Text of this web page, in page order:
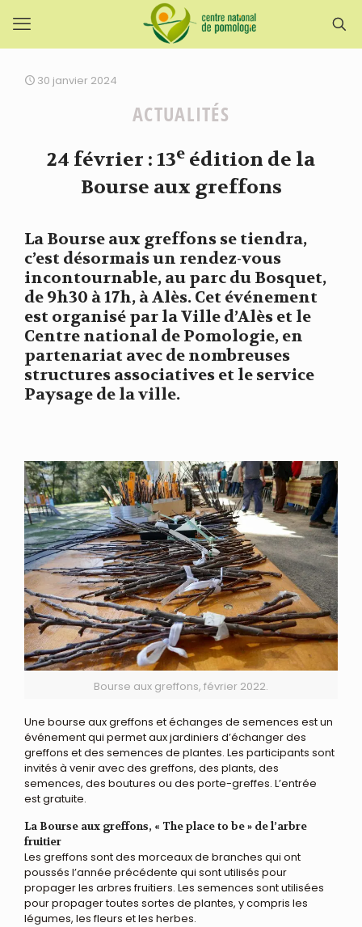
30 janvier 2024
ACTUALITÉS
24 février : 13e édition de la
Bourse aux greffons
La Bourse aux greffons se tiendra,
c’est désormais un rendez-vous
incontournable, au parc du Bosquet,
de 9h30 à 17h, à Alès. Cet événement
est organisé par la Ville d’Alès et le
Centre national de Pomologie, en
partenariat avec de nombreuses
structures associatives et le service
Paysage de la ville.
Bourse aux greffons, février 2022.
Une bourse aux greffons et échanges de semences est un
événement qui permet aux jardiniers d’échanger des
greffons et des semences de plantes. Les participants sont
invités à venir avec des greffons, des plants, des
semences, des boutures ou des porte-greffes. L’entrée
est gratuite.
La Bourse aux greffons, « The place to be » de l’arbre
fruitier
Les greffons sont des morceaux de branches qui ont
poussés l’année précédente qui sont utilisés pour
propager les arbres fruitiers. Les semences sont utilisées
pour propager toutes sortes de plantes, y compris les
légumes, les fleurs et les herbes.